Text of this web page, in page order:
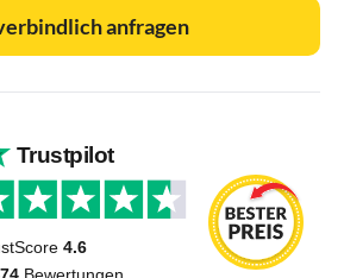
anfragen